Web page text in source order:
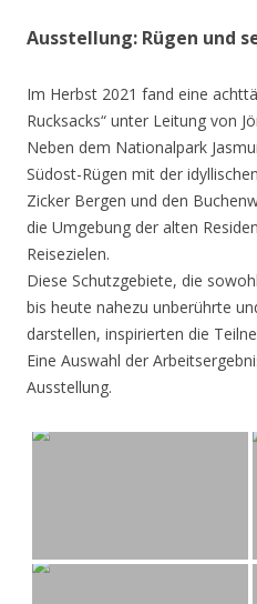
Ausstellung: Rügen und
Im Herbst 2021 fand eine
Rucksacks“ unter Leitung von
Neben dem Nationalpark
Südost-Rügen mit der
Zicker Bergen und den
die Umgebung der alten
Reisezielen.
Diese Schutzgebiete, die
bis heute nahezu unberührte
darstellen, inspirierten die
Eine Auswahl der
Ausstellung.